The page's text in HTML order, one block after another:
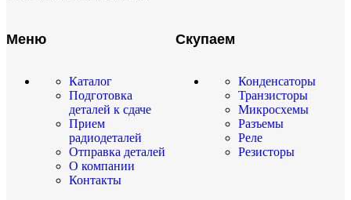
Меню
Каталог
Подготовка
деталей к сдаче
Прием
радиодеталей
Отправка деталей
О компании
Контакты
Скупаем
Конденсаторы
Транзисторы
Микросхемы
Разъемы
Реле
Резисторы